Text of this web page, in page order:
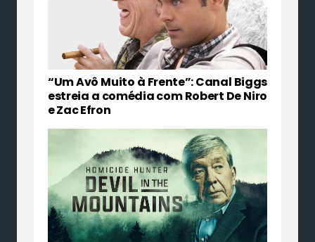
“Um Avô Muito à Frente”: Canal Biggs
estreia a comédia com Robert De Niro
e Zac Efron